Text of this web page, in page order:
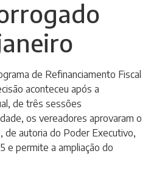
de Refinanciamento Fiscal
aconteceu após a
de três sessões
os vereadores aprovaram o
de autoria do Poder Executivo,
e permite a ampliação do